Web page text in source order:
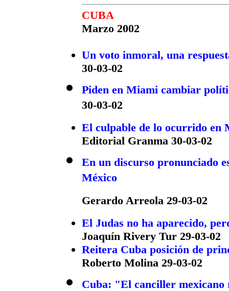
CUBA
Marzo 2002
Un voto inmoral, una
30-03-02
Piden en Miami cambiar
30-03-02
El culpable de lo ocurrido en
Editorial Granma 30-03-02
En un discurso pronunciado
México
Gerardo Arreola 29-03-02
El Judas no ha aparecido,
Joaquín Rivery Tur 29-03-02
Reitera Cuba posición de
Roberto Molina 29-03-02
Cuba: "El canciller